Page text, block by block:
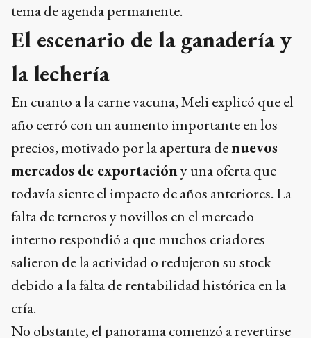
tema de agenda permanente.
El escenario de la ganadería y
la lechería
En cuanto a la carne vacuna, Meli explicó que el
año cerró con un aumento importante en los
precios, motivado por la apertura denuevos
mercados de exportacióny una oferta que
todavía siente el impacto de años anteriores. La
falta de terneros y novillos en el mercado
interno respondió a que muchos criadores
salieron de la actividad o redujeron su stock
debido a la falta de rentabilidad histórica en la
cría.
No obstante, el panorama comenzó a revertirse